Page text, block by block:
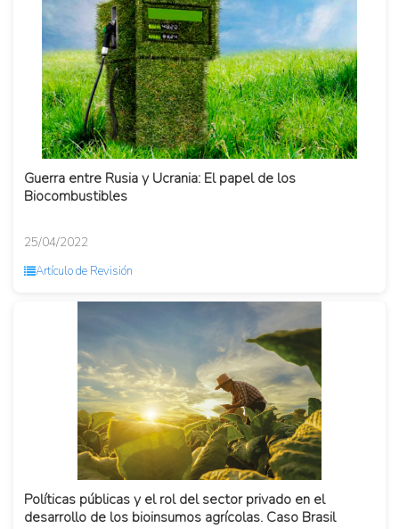
Guerra entre Rusia y Ucrania: El papel de los
Biocombustibles
25/04/2022
Artículo de Revisión
Políticas públicas y el rol del sector privado en el
desarrollo de los bioinsumos agrícolas. Caso Brasil